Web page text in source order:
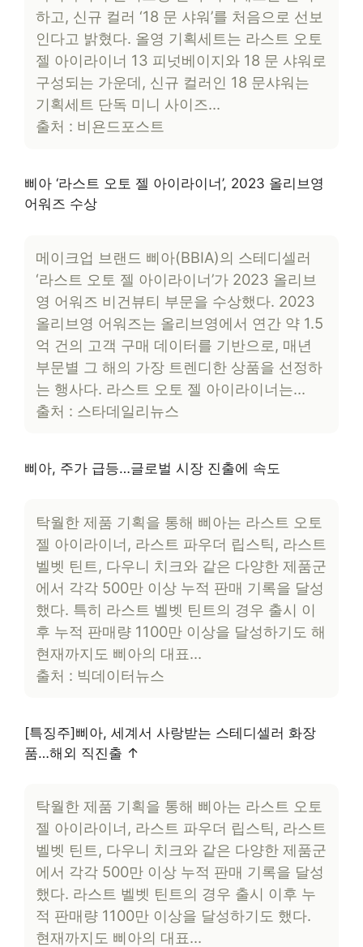
하고, 신규 컬러 ‘18 문 샤워’를 처음으로 선보
인다고 밝혔다. 올영 기획세트는 라스트 오토
젤 아이라이너 13 피넛베이지와 18 문 샤워로
구성되는 가운데, 신규 컬러인 18 문샤워는
기획세트 단독 미니 사이즈…
출처 : 비욘드포스트
삐아 ‘라스트 오토 젤 아이라이너’, 2023 올리브영
어워즈 수상
메이크업 브랜드 삐아(BBIA)의 스테디셀러
‘라스트 오토 젤 아이라이너’가 2023 올리브
영 어워즈 비건뷰티 부문을 수상했다. 2023
올리브영 어워즈는 올리브영에서 연간 약 1.5
억 건의 고객 구매 데이터를 기반으로, 매년
부문별 그 해의 가장 트렌디한 상품을 선정하
는 행사다. 라스트 오토 젤 아이라이너는…
출처 : 스타데일리뉴스
삐아, 주가 급등…글로벌 시장 진출에 속도
탁월한 제품 기획을 통해 삐아는 라스트 오토
젤 아이라이너, 라스트 파우더 립스틱, 라스트
벨벳 틴트, 다우니 치크와 같은 다양한 제품군
에서 각각 500만 이상 누적 판매 기록을 달성
했다. 특히 라스트 벨벳 틴트의 경우 출시 이
후 누적 판매량 1100만 이상을 달성하기도 해
현재까지도 삐아의 대표…
출처 : 빅데이터뉴스
[특징주]삐아, 세계서 사랑받는 스테디셀러 화장
품…해외 직진출 ↑
탁월한 제품 기획을 통해 삐아는 라스트 오토
젤 아이라이너, 라스트 파우더 립스틱, 라스트
벨벳 틴트, 다우니 치크와 같은 다양한 제품군
에서 각각 500만 이상 누적 판매 기록을 달성
했다. 라스트 벨벳 틴트의 경우 출시 이후 누
적 판매량 1100만 이상을 달성하기도 했다.
현재까지도 삐아의 대표…